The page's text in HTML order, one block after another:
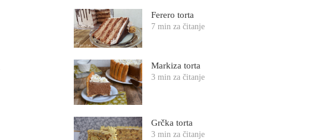
Ferero torta
7 min za čitanje
Markiza torta
3 min za čitanje
Grčka torta
3 min za čitanje